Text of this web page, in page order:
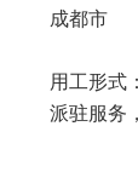
成都市
用工形式
派驻服务